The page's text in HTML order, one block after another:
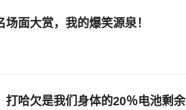
场面大赏，我的爆笑源泉！
打哈欠是我们身体的20％电池剩余